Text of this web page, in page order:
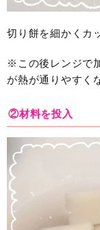
切り餅を細かくカ
※この後レンジで
が熱が通りやすく
②材料を投入